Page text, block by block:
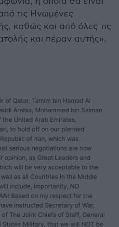
τις Ηνωμένες
καθώς και από όλες τις
και πέραν αυτής».